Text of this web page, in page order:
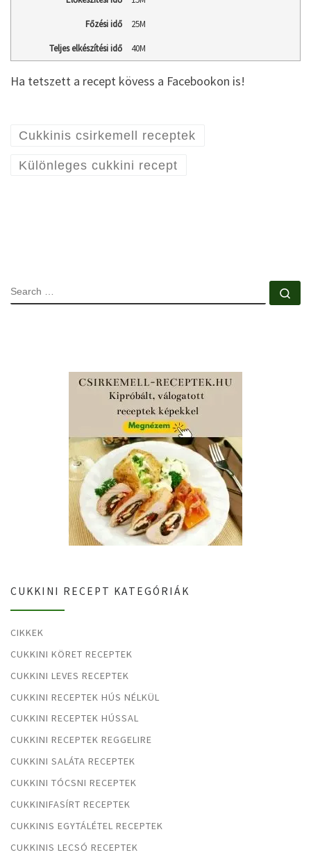
Főzési idő 25M
Teljes elkészítési idő 40M
Ha tetszett a recept kövess a Facebookon is!
Cukkinis csirkemell receptek
Különleges cukkini recept
SEARCH
CUKKINI RECEPT KATEGÓRIÁK
CIKKEK
CUKKINI KÖRET RECEPTEK
CUKKINI LEVES RECEPTEK
CUKKINI RECEPTEK HÚS NÉLKÜL
CUKKINI RECEPTEK HÚSSAL
CUKKINI RECEPTEK REGGELIRE
CUKKINI SALÁTA RECEPTEK
CUKKINI TÓCSNI RECEPTEK
CUKKINIFASÍRT RECEPTEK
CUKKINIS EGYTÁLÉTEL RECEPTEK
CUKKINIS LECSÓ RECEPTEK